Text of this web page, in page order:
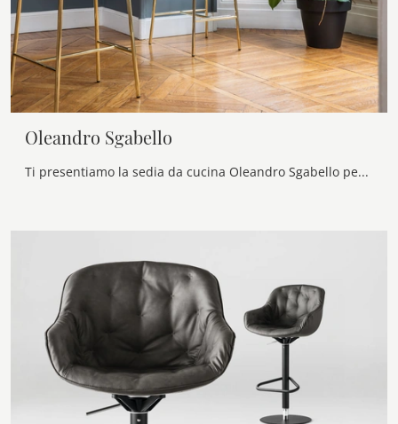
Oleandro Sgabello
Ti presentiamo la sedia da cucina Oleandro Sgabello per atmosfere design, tra le più esclusive Sedie sgabelli di Calligaris.